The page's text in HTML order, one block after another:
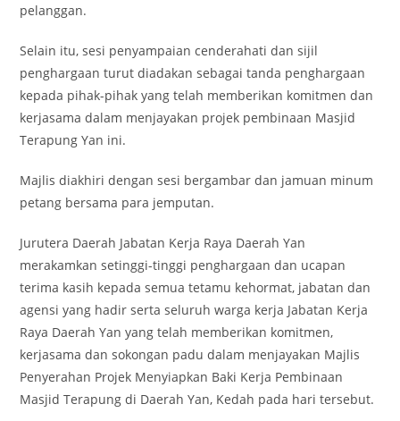
pelanggan.
Selain itu, sesi penyampaian cenderahati dan sijil
penghargaan turut diadakan sebagai tanda penghargaan
kepada pihak-pihak yang telah memberikan komitmen dan
kerjasama dalam menjayakan projek pembinaan Masjid
Terapung Yan ini.
Majlis diakhiri dengan sesi bergambar dan jamuan minum
petang bersama para jemputan.
Jurutera Daerah Jabatan Kerja Raya Daerah Yan
merakamkan setinggi-tinggi penghargaan dan ucapan
terima kasih kepada semua tetamu kehormat, jabatan dan
agensi yang hadir serta seluruh warga kerja Jabatan Kerja
Raya Daerah Yan yang telah memberikan komitmen,
kerjasama dan sokongan padu dalam menjayakan Majlis
Penyerahan Projek Menyiapkan Baki Kerja Pembinaan
Masjid Terapung di Daerah Yan, Kedah pada hari tersebut.